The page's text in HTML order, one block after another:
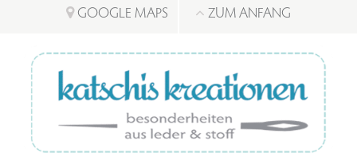
GOOGLE MAPS
ZUM ANFANG